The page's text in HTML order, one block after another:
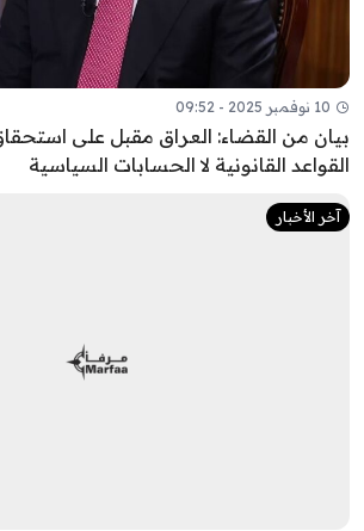
10 نوفمبر 2025 - 09:52
بيان من القضاء: العراق مقبل على
القواعد القانونية لا الحسابات السياسية
آخر الأخبار